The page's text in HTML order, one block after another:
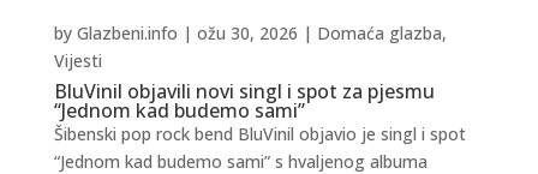
BluVinil objavili novi singl i spot za pjesmu
“Jednom kad budemo sami”
by Glazbeni.info | ožu 30, 2026 | Domaća glazba,
Vijesti
Šibenski pop rock bend BluVinil objavio je singl i spot
“Jednom kad budemo sami” s hvaljenog albuma